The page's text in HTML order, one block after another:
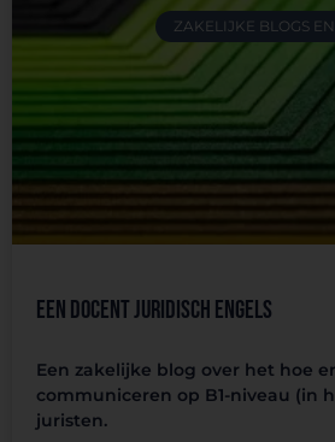
ZAKELIJKE BLOGS
Een docent juridisch Engels
Een zakelijke blog over het hoe
communiceren op B1-niveau (in
juristen.